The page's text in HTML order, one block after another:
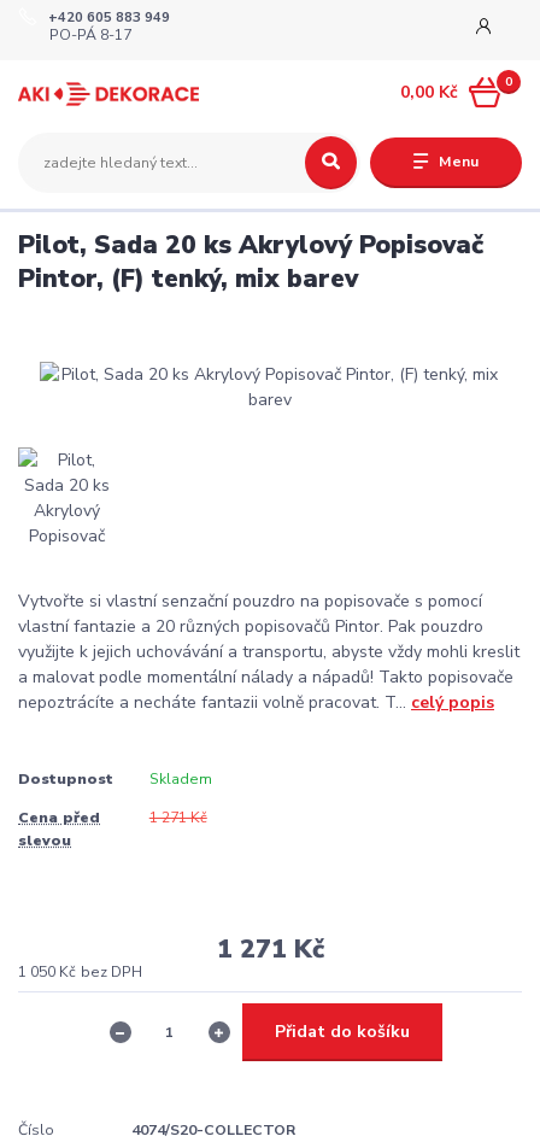
Menu
+420 605 883 949
PO-PÁ 8-17
0
0,00 Kč
Pilot, Sada 20 ks Akrylový Popisovač
Pintor, (F) tenký, mix barev
Vytvořte si vlastní senzační pouzdro na popisovače s pomocí
vlastní fantazie a 20 různých popisovačů Pintor. Pak pouzdro
využijte k jejich uchovávání a transportu, abyste vždy mohli kreslit
a malovat podle momentální nálady a nápadů! Takto popisovače
nepoztrácíte a necháte fantazii volně pracovat. T... celý popis
Dostupnost Skladem
Cena před
slevou
1 271 Kč
1 271 Kč
1 050 Kč bez DPH
Přidat do košíku
Číslo
4074/S20-COLLECTOR